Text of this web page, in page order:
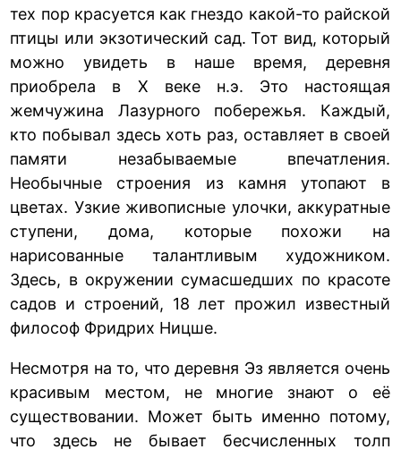
тех пор красуется как гнездо какой-то райской
птицы или экзотический сад. Тот вид, который
можно увидеть в наше время, деревня
приобрела в X веке н.э. Это настоящая
жемчужина Лазурного побережья. Каждый,
кто побывал здесь хоть раз, оставляет в своей
памяти незабываемые впечатления.
Необычные строения из камня утопают в
цветах. Узкие живописные улочки, аккуратные
ступени, дома, которые похожи на
нарисованные талантливым художником.
Здесь, в окружении сумасшедших по красоте
садов и строений, 18 лет прожил известный
философ Фридрих Ницше.
Несмотря на то, что деревня Эз является очень
красивым местом, не многие знают о её
существовании. Может быть именно потому,
что здесь не бывает бесчисленных толп